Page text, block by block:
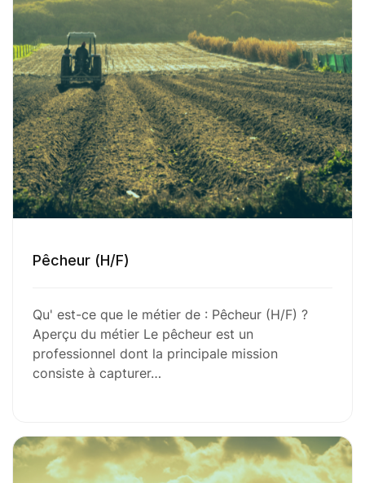
Pêcheur (H/F)
Qu' est-ce que le métier de : Pêcheur (H/F) ?
Aperçu du métier Le pêcheur est un
professionnel dont la principale mission
consiste à capturer…